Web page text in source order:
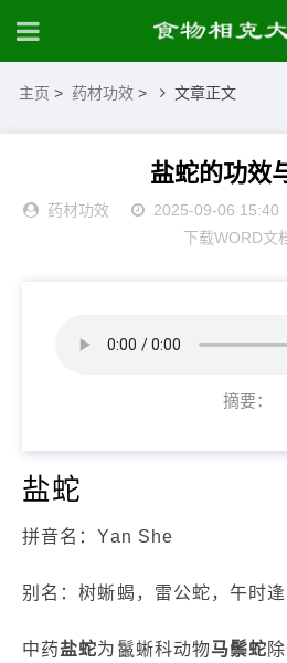
主页 > 药材功效 > 文章正文
盐蛇的功效
药材功效 2025-09-06 15:40
下载WORD文
摘要：
盐蛇
拼音名：Yan She
别名：树蜥蝎，雷公蛇，午时逢
中药盐蛇为鬣蜥科动物马鬃蛇除